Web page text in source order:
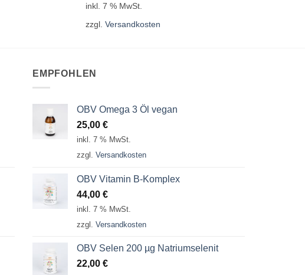
inkl. 7 % MwSt.
zzgl. Versandkosten
EMPFOHLEN
OBV Omega 3 Öl vegan
25,00 €
inkl. 7 % MwSt.
zzgl. Versandkosten
OBV Vitamin B-Komplex
44,00 €
inkl. 7 % MwSt.
zzgl. Versandkosten
OBV Selen 200 µg Natriumselenit
22,00 €